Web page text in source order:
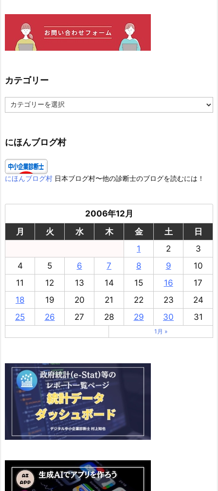
カテゴリー
テ
ー
にほんブログ村
にほんブログ村 日本ブログ村〜他の診断士のブログを読むには！
2006年12月
月
火 水 木 金 土
日
1
2
3
4
5 6 7 8 9
10
11
12 13 14 15 16
17
18
19 20 21 22 23
24
25
26 27 28 29 30 31
1月 »